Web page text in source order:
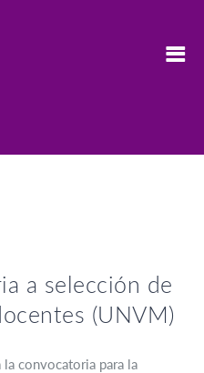
a selección de
(UNVM)
la convocatoria para la